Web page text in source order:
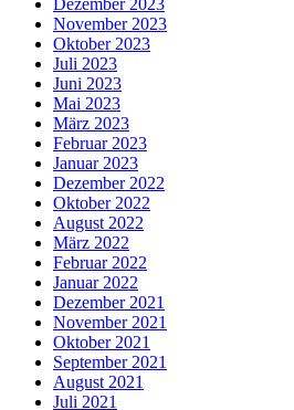
Dezember 2023
November 2023
Oktober 2023
Juli 2023
Juni 2023
Mai 2023
März 2023
Februar 2023
Januar 2023
Dezember 2022
Oktober 2022
August 2022
März 2022
Februar 2022
Januar 2022
Dezember 2021
November 2021
Oktober 2021
September 2021
August 2021
Juli 2021